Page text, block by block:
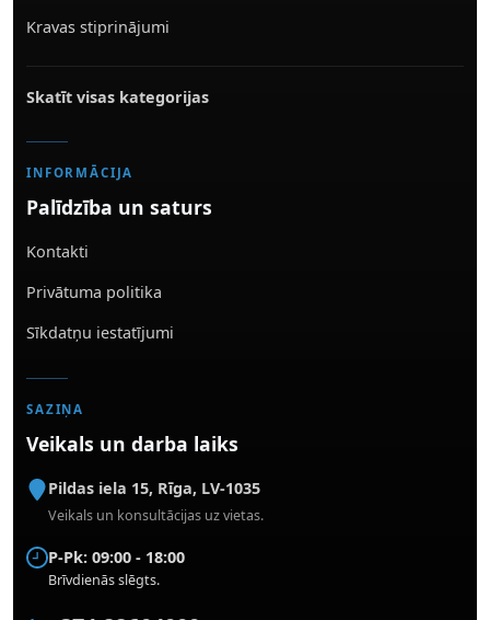
Kravas stiprinājumi
Skatīt visas kategorijas
INFORMĀCIJA
Palīdzība un saturs
Kontakti
Privātuma politika
Sīkdatņu iestatījumi
SAZIŅA
Veikals un darba laiks
Pildas iela 15, Rīga, LV-1035
Veikals un konsultācijas uz vietas.
P-Pk: 09:00 - 18:00
Brīvdienās slēgts.